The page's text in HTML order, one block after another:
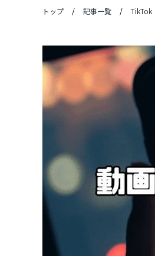
トップ 記事一覧 TikTok